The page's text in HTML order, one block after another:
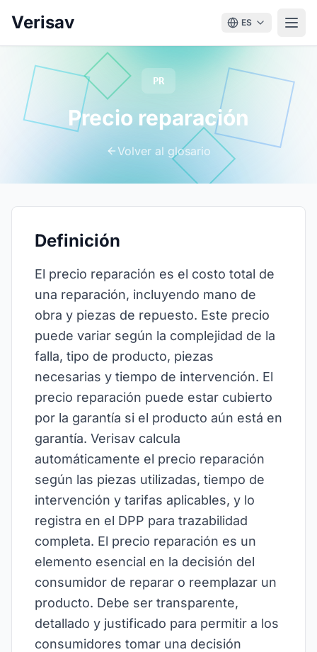
Verisav ES
PR
Precio reparación
Volver al glosario
Definición
El precio reparación es el costo total de
una reparación, incluyendo mano de
obra y piezas de repuesto. Este precio
puede variar según la complejidad de la
falla, tipo de producto, piezas
necesarias y tiempo de intervención. El
precio reparación puede estar cubierto
por la garantía si el producto aún está en
garantía. Verisav calcula
automáticamente el precio reparación
según las piezas utilizadas, tiempo de
intervención y tarifas aplicables, y lo
registra en el DPP para trazabilidad
completa. El precio reparación es un
elemento esencial en la decisión del
consumidor de reparar o reemplazar un
producto. Debe ser transparente,
detallado y justificado para permitir a los
consumidores tomar una decisión